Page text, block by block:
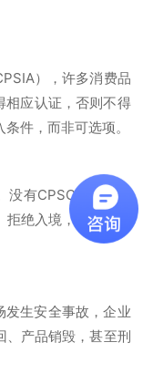
），许多消费品
相应认证，否则不得
件，而非可选项。
有CPSC认可实验
绝入境，甚至被销
发生安全事故，企业
、产品销毁，甚至刑